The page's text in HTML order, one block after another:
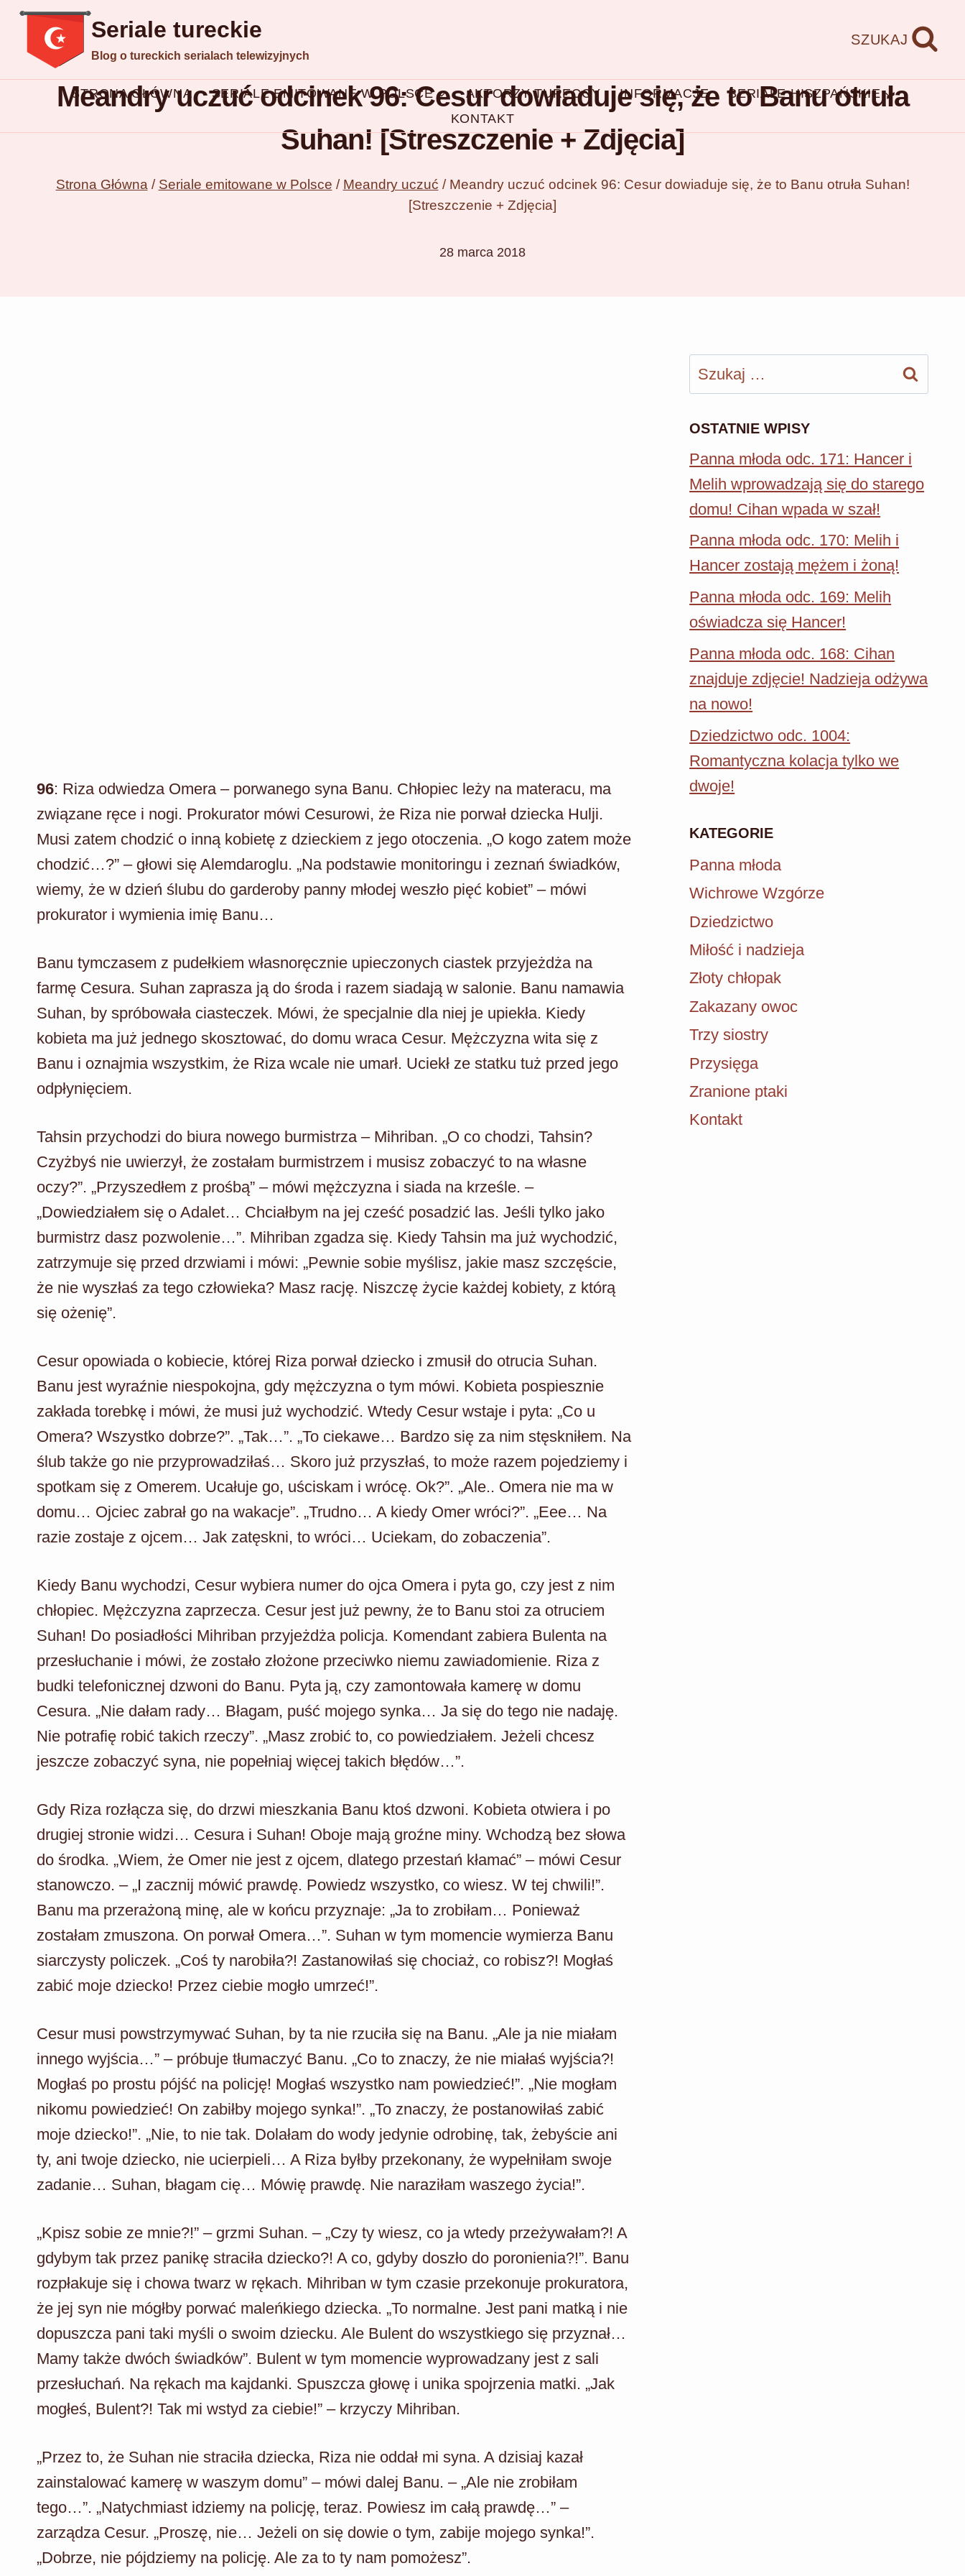
Przejdź
treści
Seriale tureckie
Blog o tureckich serialach telewizyjnych
SZUKAJ
STRONA GŁÓWNA SERIALE EMITOWANE W POLSCE AKTORZY TURECCY INFORMACJE
SERIALE HISZPAŃSKIE
KONTAKT
Meandry uczuć odcinek 96: Cesur dowiaduje się, że to Banu otruła
Suhan! [Streszczenie + Zdjęcia]
Strona Główna / Seriale emitowane w Polsce / Meandry uczuć / Meandry uczuć odcinek 96: Cesur dowiaduje się, że to Banu otruła Suhan!
[Streszczenie + Zdjęcia]
28 marca 2018
96: Riza odwiedza Omera – porwanego syna Banu. Chłopiec leży na materacu, ma
związane ręce i nogi. Prokurator mówi Cesurowi, że Riza nie porwał dziecka Hulji.
Musi zatem chodzić o inną kobietę z dzieckiem z jego otoczenia. „O kogo zatem może
chodzić…?” – głowi się Alemdaroglu. „Na podstawie monitoringu i zeznań świadków,
wiemy, że w dzień ślubu do garderoby panny młodej weszło pięć kobiet” – mówi
prokurator i wymienia imię Banu…
Banu tymczasem z pudełkiem własnoręcznie upieczonych ciastek przyjeżdża na
farmę Cesura. Suhan zaprasza ją do środa i razem siadają w salonie. Banu namawia
Suhan, by spróbowała ciasteczek. Mówi, że specjalnie dla niej je upiekła. Kiedy
kobieta ma już jednego skosztować, do domu wraca Cesur. Mężczyzna wita się z
Banu i oznajmia wszystkim, że Riza wcale nie umarł. Uciekł ze statku tuż przed jego
odpłynięciem.
Tahsin przychodzi do biura nowego burmistrza – Mihriban. „O co chodzi, Tahsin?
Czyżbyś nie uwierzył, że zostałam burmistrzem i musisz zobaczyć to na własne
oczy?”. „Przyszedłem z prośbą” – mówi mężczyzna i siada na krześle. –
„Dowiedziałem się o Adalet… Chciałbym na jej cześć posadzić las. Jeśli tylko jako
burmistrz dasz pozwolenie…”. Mihriban zgadza się. Kiedy Tahsin ma już wychodzić,
zatrzymuje się przed drzwiami i mówi: „Pewnie sobie myślisz, jakie masz szczęście,
że nie wyszłaś za tego człowieka? Masz rację. Niszczę życie każdej kobiety, z którą
się ożenię”.
Cesur opowiada o kobiecie, której Riza porwał dziecko i zmusił do otrucia Suhan.
Banu jest wyraźnie niespokojna, gdy mężczyzna o tym mówi. Kobieta pospiesznie
zakłada torebkę i mówi, że musi już wychodzić. Wtedy Cesur wstaje i pyta: „Co u
Omera? Wszystko dobrze?”. „Tak…”. „To ciekawe… Bardzo się za nim stęskniłem. Na
ślub także go nie przyprowadziłaś… Skoro już przyszłaś, to może razem pojedziemy i
spotkam się z Omerem. Ucałuje go, uściskam i wrócę. Ok?”. „Ale.. Omera nie ma w
domu… Ojciec zabrał go na wakacje”. „Trudno… A kiedy Omer wróci?”. „Eee… Na
razie zostaje z ojcem… Jak zatęskni, to wróci… Uciekam, do zobaczenia”.
Kiedy Banu wychodzi, Cesur wybiera numer do ojca Omera i pyta go, czy jest z nim
chłopiec. Mężczyzna zaprzecza. Cesur jest już pewny, że to Banu stoi za otruciem
Suhan! Do posiadłości Mihriban przyjeżdża policja. Komendant zabiera Bulenta na
przesłuchanie i mówi, że zostało złożone przeciwko niemu zawiadomienie. Riza z
budki telefonicznej dzwoni do Banu. Pyta ją, czy zamontowała kamerę w domu
Cesura. „Nie dałam rady… Błagam, puść mojego synka… Ja się do tego nie nadaję.
Nie potrafię robić takich rzeczy”. „Masz zrobić to, co powiedziałem. Jeżeli chcesz
jeszcze zobaczyć syna, nie popełniaj więcej takich błędów…”.
Gdy Riza rozłącza się, do drzwi mieszkania Banu ktoś dzwoni. Kobieta otwiera i po
drugiej stronie widzi… Cesura i Suhan! Oboje mają groźne miny. Wchodzą bez słowa
do środka. „Wiem, że Omer nie jest z ojcem, dlatego przestań kłamać” – mówi Cesur
stanowczo. – „I zacznij mówić prawdę. Powiedz wszystko, co wiesz. W tej chwili!”.
Banu ma przerażoną minę, ale w końcu przyznaje: „Ja to zrobiłam… Ponieważ
zostałam zmuszona. On porwał Omera…”. Suhan w tym momencie wymierza Banu
siarczysty policzek. „Coś ty narobiła?! Zastanowiłaś się chociaż, co robisz?! Mogłaś
zabić moje dziecko! Przez ciebie mogło umrzeć!”.
Cesur musi powstrzymywać Suhan, by ta nie rzuciła się na Banu. „Ale ja nie miałam
innego wyjścia…” – próbuje tłumaczyć Banu. „Co to znaczy, że nie miałaś wyjścia?!
Mogłaś po prostu pójść na policję! Mogłaś wszystko nam powiedzieć!”. „Nie mogłam
nikomu powiedzieć! On zabiłby mojego synka!”. „To znaczy, że postanowiłaś zabić
moje dziecko!”. „Nie, to nie tak. Dolałam do wody jedynie odrobinę, tak, żebyście ani
ty, ani twoje dziecko, nie ucierpieli… A Riza byłby przekonany, że wypełniłam swoje
zadanie… Suhan, błagam cię… Mówię prawdę. Nie naraziłam waszego życia!”.
„Kpisz sobie ze mnie?!” – grzmi Suhan. – „Czy ty wiesz, co ja wtedy przeżywałam?! A
gdybym tak przez panikę straciła dziecko?! A co, gdyby doszło do poronienia?!”. Banu
rozpłakuje się i chowa twarz w rękach. Mihriban w tym czasie przekonuje prokuratora,
że jej syn nie mógłby porwać maleńkiego dziecka. „To normalne. Jest pani matką i nie
dopuszcza pani taki myśli o swoim dziecku. Ale Bulent do wszystkiego się przyznał…
Mamy także dwóch świadków”. Bulent w tym momencie wyprowadzany jest z sali
przesłuchań. Na rękach ma kajdanki. Spuszcza głowę i unika spojrzenia matki. „Jak
mogłeś, Bulent?! Tak mi wstyd za ciebie!” – krzyczy Mihriban.
„Przez to, że Suhan nie straciła dziecka, Riza nie oddał mi syna. A dzisiaj kazał
zainstalować kamerę w waszym domu” – mówi dalej Banu. – „Ale nie zrobiłam
tego…”. „Natychmiast idziemy na policję, teraz. Powiesz im całą prawdę…” –
zarządza Cesur. „Proszę, nie… Jeżeli on się dowie o tym, zabije mojego synka!”.
„Dobrze, nie pójdziemy na policję. Ale za to ty nam pomożesz”.
Szukaj:
OSTATNIE WPISY
Panna młoda odc. 171: Hancer i
Melih wprowadzają się do starego
domu! Cihan wpada w szał!
Panna młoda odc. 170: Melih i
Hancer zostają mężem i żoną!
Panna młoda odc. 169: Melih
oświadcza się Hancer!
Panna młoda odc. 168: Cihan
znajduje zdjęcie! Nadzieja odżywa
na nowo!
Dziedzictwo odc. 1004:
Romantyczna kolacja tylko we
dwoje!
KATEGORIE
Panna młoda
Wichrowe Wzgórze
Dziedzictwo
Miłość i nadzieja
Złoty chłopak
Zakazany owoc
Trzy siostry
Przysięga
Zranione ptaki
Kontakt